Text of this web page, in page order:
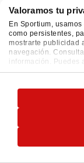
Valoramos tu
En Sportium,
como persistentes,
mostrarte publicidad
navegación.
información. Puedes
"ACEPTAR" o
¡Vive
Lo más leído